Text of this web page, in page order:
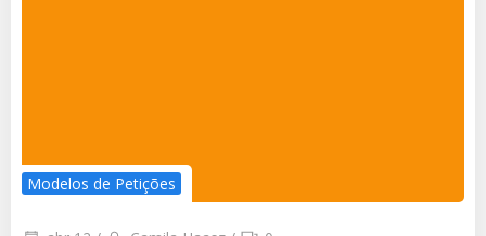
Modelos de Petições